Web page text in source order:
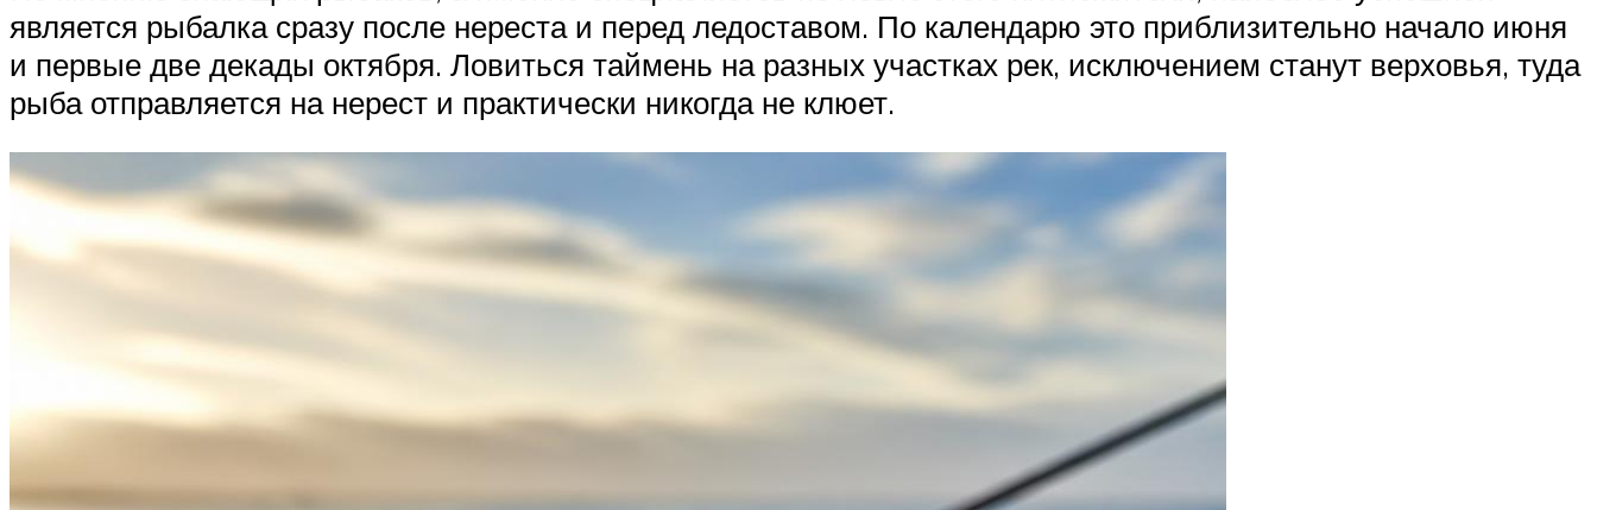
является рыбалка сразу после нереста и перед ледоставом. По календарю это приблизительно начало июня
и первые две декады октября. Ловиться таймень на разных участках рек, исключением станут верховья, туда
рыба отправляется на нерест и практически никогда не клюет.